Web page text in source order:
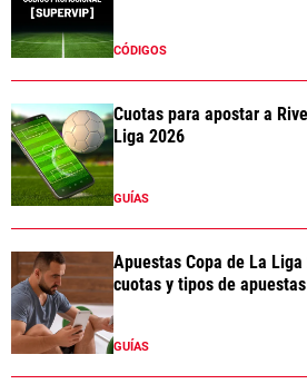
CÓDIGOS
Cuotas para apostar a
Liga 2026
GUÍAS
Apuestas Copa de La
cuotas y tipos de apuestas
GUÍAS